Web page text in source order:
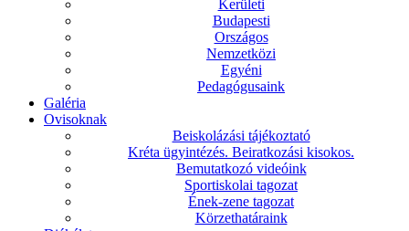
Kerületi
Budapesti
Országos
Nemzetközi
Egyéni
Pedagógusaink
Galéria
Ovisoknak
Beiskolázási tájékoztató
Kréta ügyintézés. Beiratkozási kisokos.
Bemutatkozó videóink
Sportiskolai tagozat
Ének-zene tagozat
Körzethatáraink